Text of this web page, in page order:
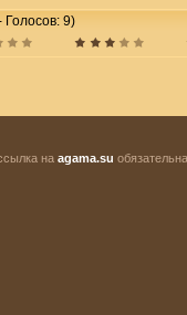
Голосов: 9)
на agama.su